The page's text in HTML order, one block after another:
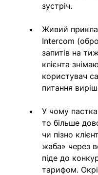
зустріч.
Живий
Intercom
запитів на
клієнта
користувач
питання
У чому
то більше
чи пізно
жаба» через
піде до
тарифом.